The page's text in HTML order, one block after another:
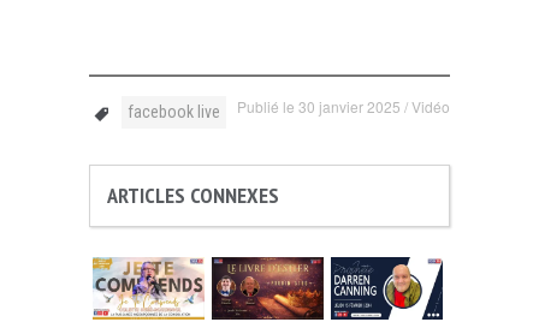
Publié le 30 janvier 2025 /Vidéo
facebook live
ARTICLES CONNEXES